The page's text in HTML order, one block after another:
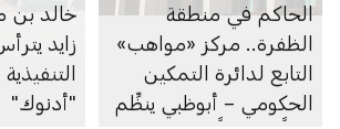
الحاكم في منطقة
الظفرة.. مركز «مواهب»
التابع لدائرة التمكين
الحكومي – أبوظبي ينظِّم
خالد
زايد
"أدنوك"